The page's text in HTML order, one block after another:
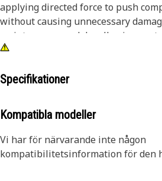
applying directed force to push
without causing unnecessary
maintenance work by allowing
reducing the effort required to
The tool helps maintain alignment
components can be detached stably
Attributes:
• Helps prevent damage to
removal.
Specifikationer
Kompatibla modeller
Vi har för närvarande inte någon
kompatibilitetsinformation för den